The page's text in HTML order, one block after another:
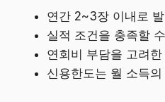
연간 2~3장 이내로
실적 조건을 충족할
연회비 부담을 고려
신용한도는 월 소득